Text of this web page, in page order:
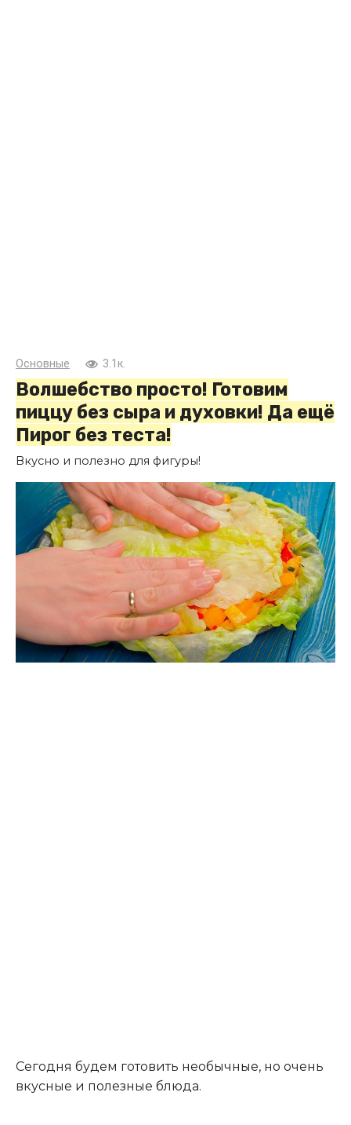
Основные 3.1к.
Волшебство просто! Готовим
пиццу без сыра и духовки! Да ещё
Пирог без теста!
Вкусно и полезно для фигуры!
Сегодня будем готовить необычные, но очень
вкусные и полезные блюда.